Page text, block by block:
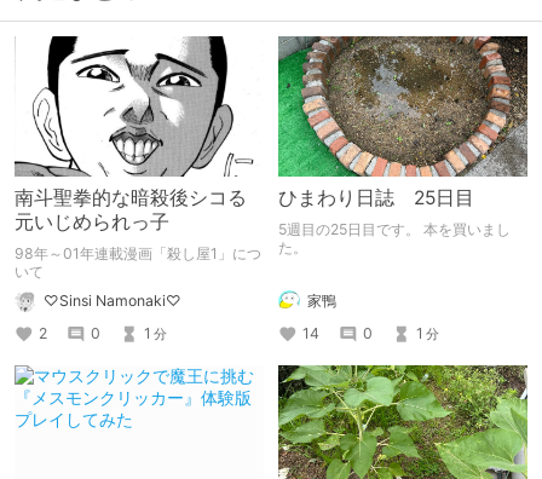
南斗聖拳的な暗殺後シコる
元いじめられっ子
98年～01年連載漫画「殺し屋1」につ
いて
♡Sinsi Namonaki♡
2
0 1 分
ひまわり日誌 25日目
5週目の25日目です。 本を買いまし
た。
家鴨
14
0 1 分